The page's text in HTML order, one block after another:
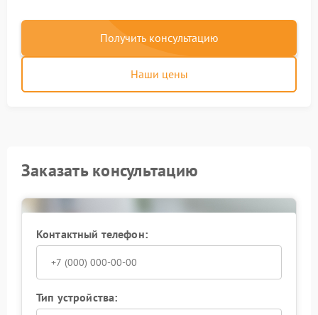
Получить консультацию
Наши цены
Заказать консультацию
Контактный телефон:
Тип устройства: